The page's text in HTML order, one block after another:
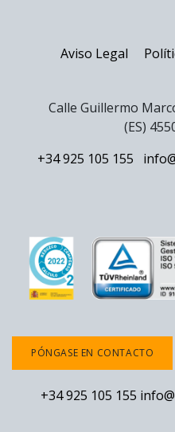
Aviso Legal
Calle Guillermo
(ES)
+34 925 105 155
PÓNGASE EN CONTACTO
+34 925 105 155